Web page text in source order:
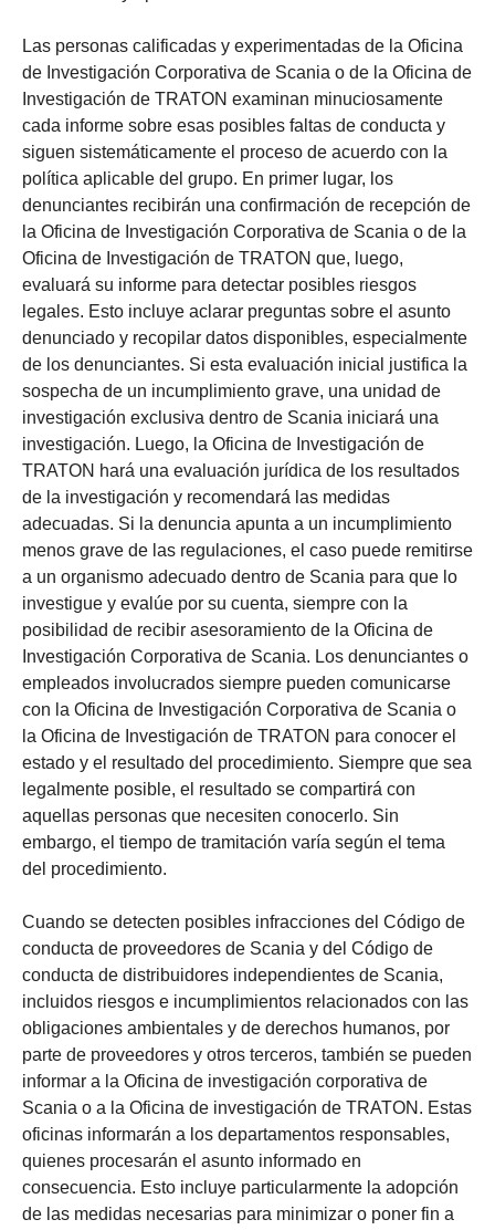
Las personas calificadas y experimentadas de la Oficina
de Investigación Corporativa de Scania o de la Oficina de
Investigación de TRATON examinan minuciosamente
cada informe sobre esas posibles faltas de conducta y
siguen sistemáticamente el proceso de acuerdo con la
política aplicable del grupo. En primer lugar, los
denunciantes recibirán una confirmación de recepción de
la Oficina de Investigación Corporativa de Scania o de la
Oficina de Investigación de TRATON que, luego,
evaluará su informe para detectar posibles riesgos
legales. Esto incluye aclarar preguntas sobre el asunto
denunciado y recopilar datos disponibles, especialmente
de los denunciantes. Si esta evaluación inicial justifica la
sospecha de un incumplimiento grave, una unidad de
investigación exclusiva dentro de Scania iniciará una
investigación. Luego, la Oficina de Investigación de
TRATON hará una evaluación jurídica de los resultados
de la investigación y recomendará las medidas
adecuadas. Si la denuncia apunta a un incumplimiento
menos grave de las regulaciones, el caso puede remitirse
a un organismo adecuado dentro de Scania para que lo
investigue y evalúe por su cuenta, siempre con la
posibilidad de recibir asesoramiento de la Oficina de
Investigación Corporativa de Scania. Los denunciantes o
empleados involucrados siempre pueden comunicarse
con la Oficina de Investigación Corporativa de Scania o
la Oficina de Investigación de TRATON para conocer el
estado y el resultado del procedimiento. Siempre que sea
legalmente posible, el resultado se compartirá con
aquellas personas que necesiten conocerlo. Sin
embargo, el tiempo de tramitación varía según el tema
del procedimiento.
Cuando se detecten posibles infracciones del Código de
conducta de proveedores de Scania y del Código de
conducta de distribuidores independientes de Scania,
incluidos riesgos e incumplimientos relacionados con las
obligaciones ambientales y de derechos humanos, por
parte de proveedores y otros terceros, también se pueden
informar a la Oficina de investigación corporativa de
Scania o a la Oficina de investigación de TRATON. Estas
oficinas informarán a los departamentos responsables,
quienes procesarán el asunto informado en
consecuencia. Esto incluye particularmente la adopción
de las medidas necesarias para minimizar o poner fin a